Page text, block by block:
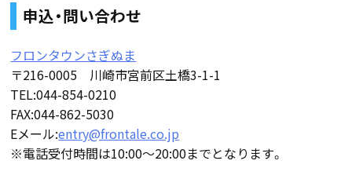
申込・問い合わせ
フロンタウンさぎぬま
〒216-0005 川崎市宮前区土橋3-1-1
TEL:044-854-0210
FAX:044-862-5030
Eメール:entry@frontale.co.jp
※電話受付時間は10:00〜20:00までとなります。